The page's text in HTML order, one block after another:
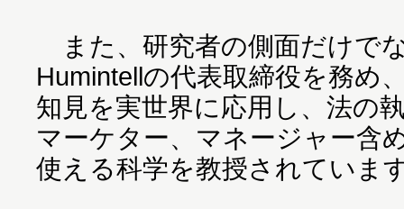
また、研究者の側面だけで
Humintellの代表取締役を務め
知見を実世界に応用し、法の
マーケター、マネージャー含
使える科学を教授されていま